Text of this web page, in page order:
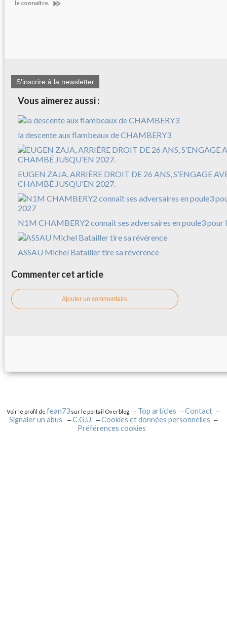
le connaître.
S'inscrire à la newsletter
Vous aimerez aussi :
la descente aux flambeaux de CHAMBERY3
EUGEN ZAJA, ARRIÈRE DROIT DE 26 ANS, S’ENGAGE
CHAMBÉ JUSQU’EN 2027.
N1M CHAMBERY2 connaît ses adversaires en poule3 pour
ASSAU Michel Batailler tire sa révérence
Commenter cet article
Ajouter un commentaire
Voir le profil defean73 sur le portail Overblog Top articles
Contact
Signaler un abus
C.G.U.
Cookies et données personnelles
Préférences cookies